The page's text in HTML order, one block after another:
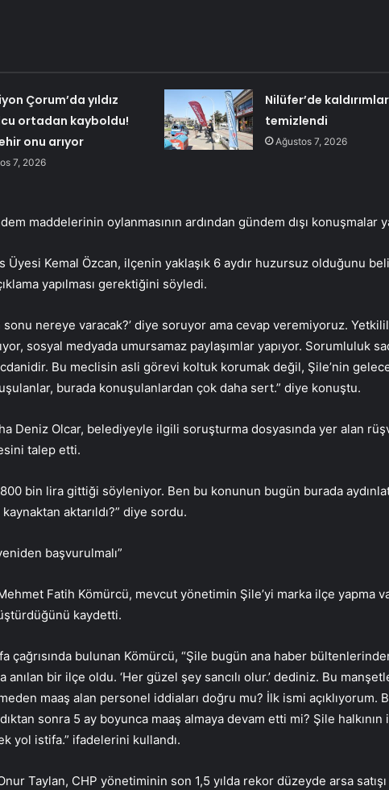
Çorum’da yıldız
ortadan kayboldu!
onu arıyor
7, 2026
Nilüfer’de kaldırımlar
temizlendi
Ağustos 7, 2026
maddelerinin oylanmasının ardından gündem dışı konuşmalar
Üyesi Kemal Özcan, ilçenin yaklaşık 6 aydır huzursuz olduğunu
yapılması gerektiğini söyledi.
sonu nereye varacak?’ diye soruyor ama cevap veremiyoruz.
sosyal medyada umursamaz paylaşımlar yapıyor. Sorumluluk
Bu meclisin asli görevi koltuk korumak değil, Şile’nin
burada konuşulanlardan çok daha sert.” diye konuştu.
Deniz Olcar, belediyeyle ilgili soruşturma dosyasında yer alan
talep etti.
bin lira gittiği söyleniyor. Ben bu konunun bugün burada
aktarıldı?” diye sordu.
başvurulmalı”
Fatih Kömürcü, mevcut yönetimin Şile’yi marka ilçe yapma
kaydetti.
çağrısında bulunan Kömürcü, “Şile bugün ana haber
bir ilçe oldu. ‘Her güzel şey sancılı olur.’ dediniz. Bu
maaş alan personel iddiaları doğru mu? İlk ismi açıklıyorum.
sonra 5 ay boyunca maaş almaya devam etti mi? Şile halkının
yol istifa.” ifadelerini kullandı.
Taylan, CHP yönetiminin son 1,5 yılda rekor düzeyde arsa satışı